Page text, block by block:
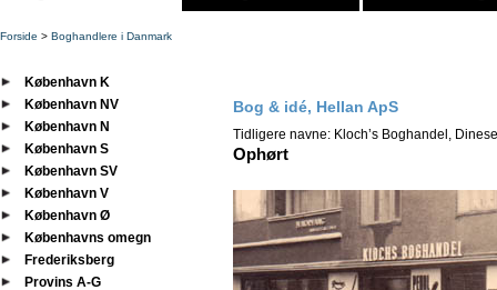
Forside > Boghandlere i Danmark
København K
København NV
København N
København S
København SV
København V
København Ø
Københavns omegn
Frederiksberg
Provins A-G
Bog & idé, Hellan ApS
Tidligere navne: Kloch’s Boghandel,
Ophørt